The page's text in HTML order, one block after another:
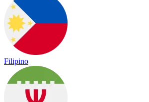
Filipino